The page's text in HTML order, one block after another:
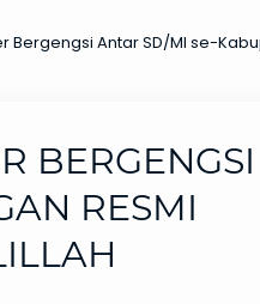
Bergengsi Antar SD/MI se-
BERGENGSI
RESMI